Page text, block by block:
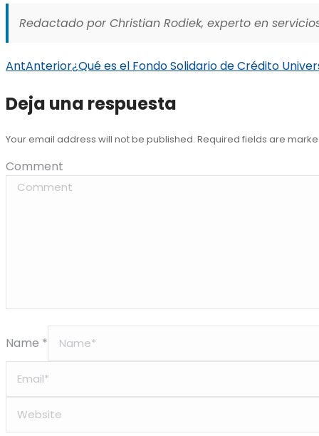
Redactado por Christian Rodiek, experto en
AntAnterior¿Qué es el Fondo Solidario de Crédito
Deja una respuesta
Your email address will not be published. Required fields are
Comment
Name *